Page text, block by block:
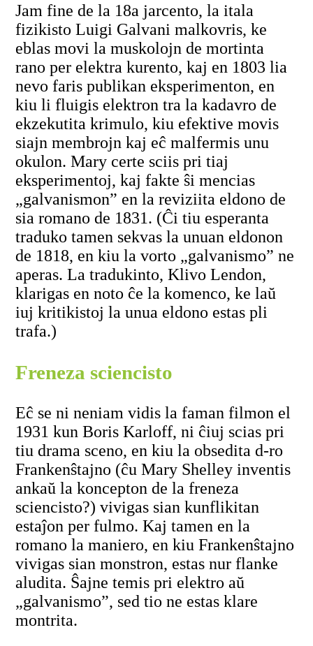
Jam fine de la 18a jarcento, la itala
fizikisto Luigi Galvani malkovris, ke
eblas movi la muskolojn de mortinta
rano per elektra kurento, kaj en 1803 lia
nevo faris publikan eksperimenton, en
kiu li fluigis elektron tra la kadavro de
ekzekutita krimulo, kiu efektive movis
siajn membrojn kaj eĉ malfermis unu
okulon. Mary certe sciis pri tiaj
eksperimentoj, kaj fakte ŝi mencias
„galvanismon” en la reviziita eldono de
sia romano de 1831. (Ĉi tiu esperanta
traduko tamen sekvas la unuan eldonon
de 1818, en kiu la vorto „galvanismo” ne
aperas. La tradukinto, Klivo Lendon,
klarigas en noto ĉe la komenco, ke laŭ
iuj kritikistoj la unua eldono estas pli
trafa.)
Freneza sciencisto
Eĉ se ni neniam vidis la faman filmon el
1931 kun Boris Karloff, ni ĉiuj scias pri
tiu drama sceno, en kiu la obsedita d-ro
Frankenŝtajno (ĉu Mary Shelley inventis
ankaŭ la koncepton de la freneza
sciencisto?) vivigas sian kunflikitan
estaĵon per fulmo. Kaj tamen en la
romano la maniero, en kiu Frankenŝtajno
vivigas sian monstron, estas nur flanke
aludita. Ŝajne temis pri elektro aŭ
„galvanismo”, sed tio ne estas klare
montrita.